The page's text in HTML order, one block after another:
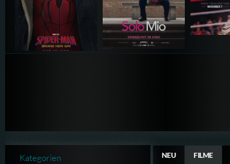
NEU FILME
Kategorien